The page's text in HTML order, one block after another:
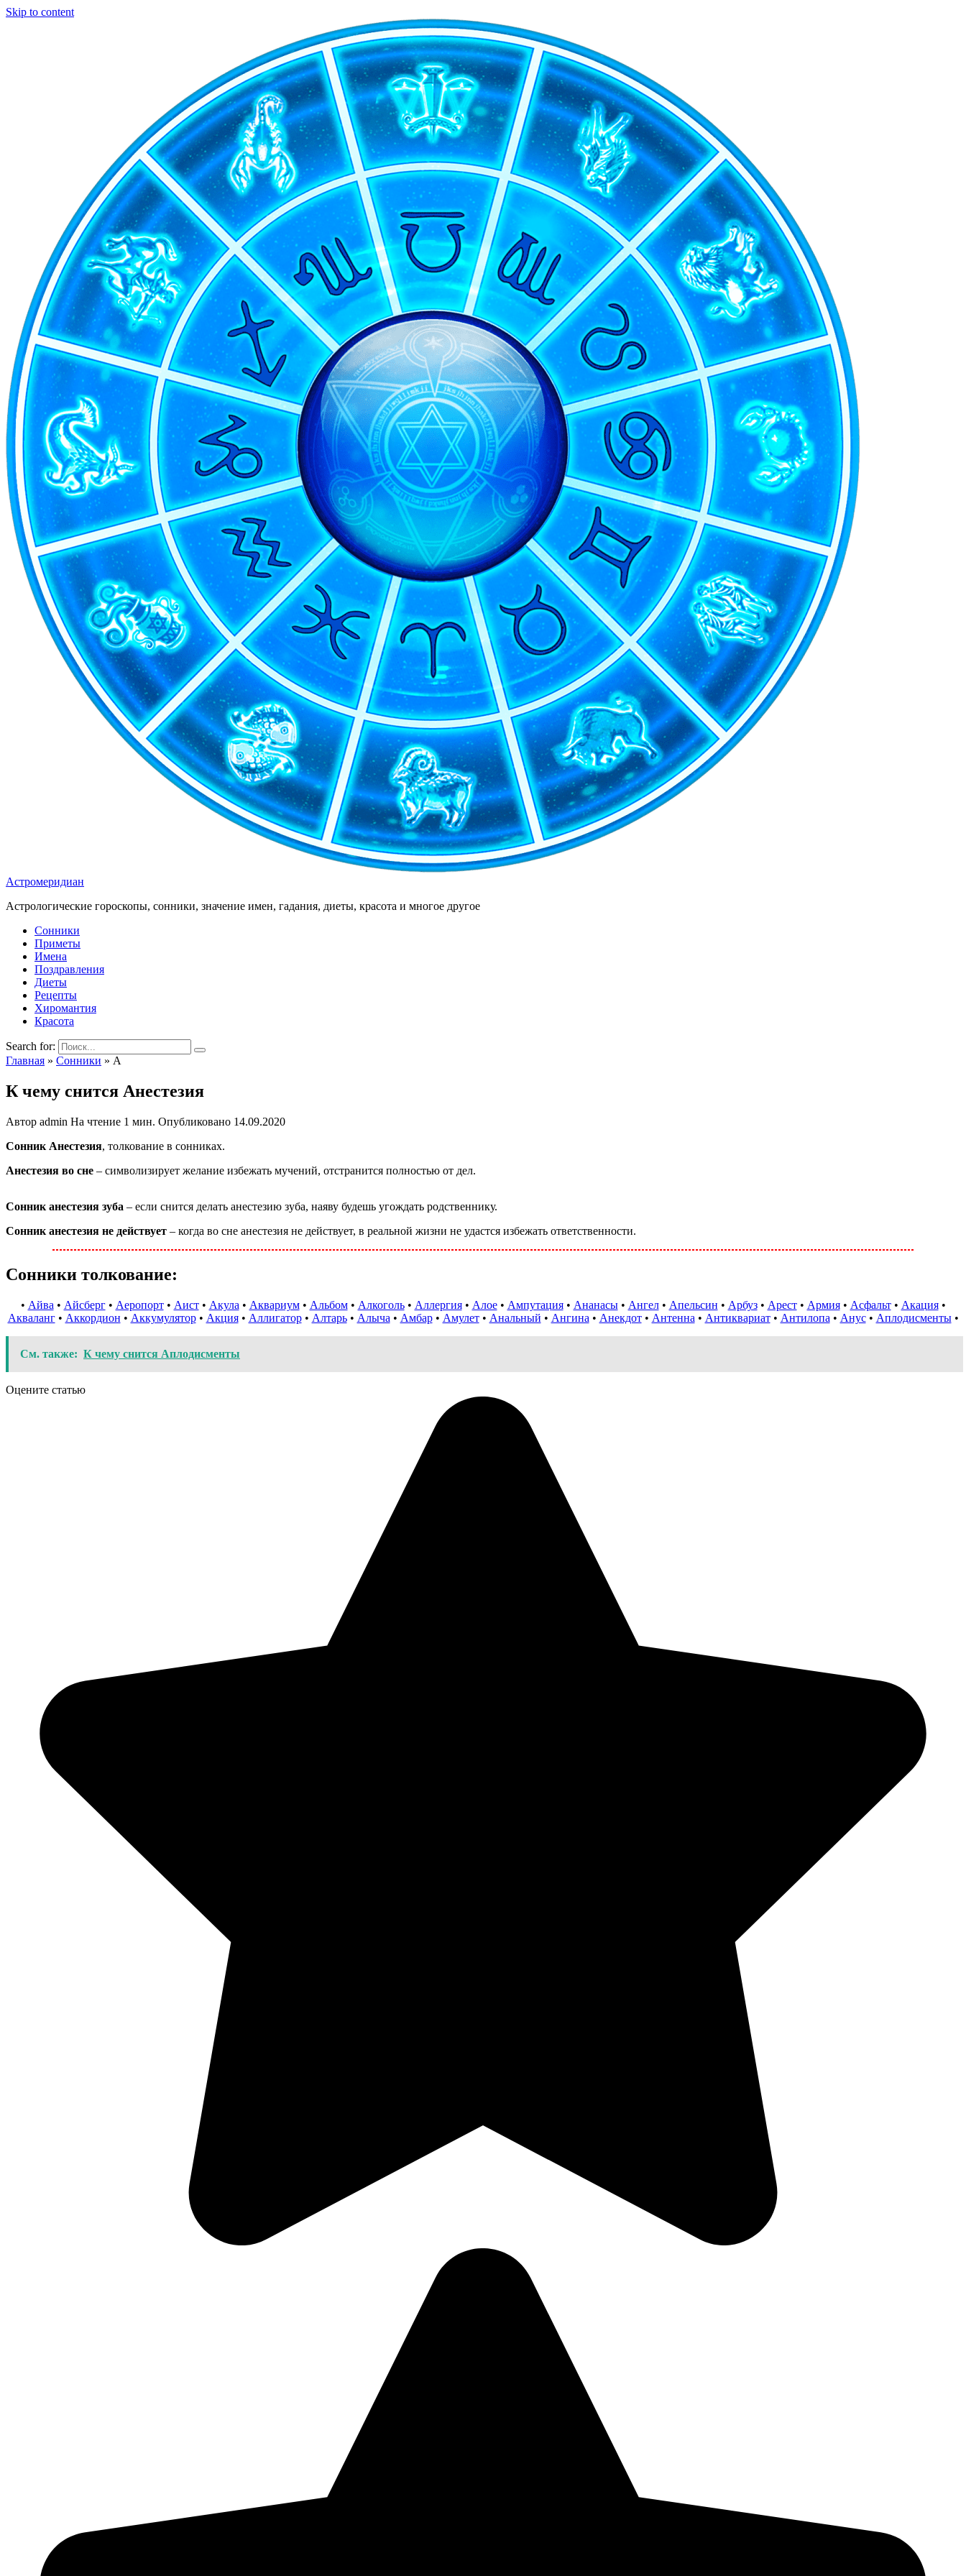
Skip to content
Астромеридиан
Астрологические гороскопы, сонники, значение имен, гадания, диеты, красота и многое другое
Сонники
Приметы
Имена
Поздравления
Диеты
Рецепты
Хиромантия
Красота
Search for:
Главная » Сонники » А
К чему снится Анестезия
Автор admin На чтение 1 мин. Опубликовано 14.09.2020
Сонник Анестезия, толкование в сонниках.
Анестезия во сне – символизирует желание избежать мучений, отстранится полностью от дел.
Сонник анестезия зуба – если снится делать анестезию зуба, наяву будешь угождать родственнику.
Сонник анестезия не действует – когда во сне анестезия не действует, в реальной жизни не удастся избежать ответственности.
Сонники толкование:
• Айва • Айсберг• Аеропорт• Аист• Акула • Аквариум• Альбом• Алкоголь• Аллергия• Алое• Ампутация• Ананасы• Ангел• Апельсин • Арбуз• Арест• Армия• Асфальт• Акация•
Акваланг• Аккордион • Аккумулятор• Акция• Аллигатор• Алтарь• Алыча • Амбар• Амулет• Анальный • Ангина • Анекдот• Антенна • Антиквариат• Антилопа • Анус• Аплодисменты•
См. также: К чему снится Аплодисменты
Оцените статью